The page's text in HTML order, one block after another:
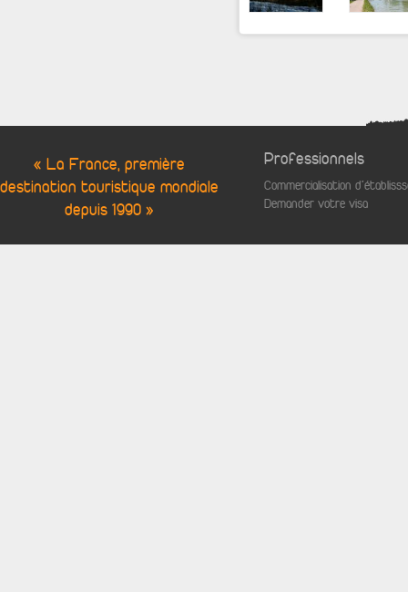
« La France, première
destination touristique mondiale
depuis 1990 »
Professionnels
Commercialisation
Demander votre visa